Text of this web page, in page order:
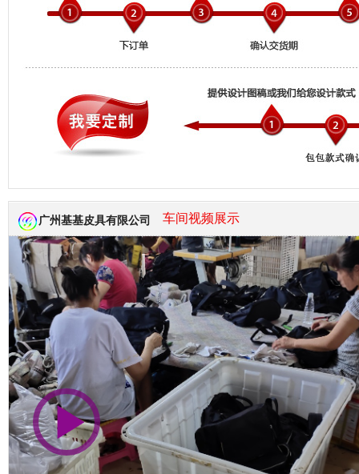
市商会会员单位
广州基基皮具有限公司 车间视频展示